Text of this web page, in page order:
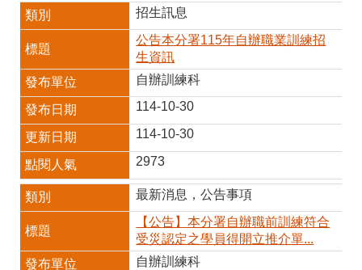
信
箱
常
見
問
答
雙
語
詞
彙
RSS
隱
私
權
及
安
政
政
府
網
站
資
開
招生訊息
公告本分署115年自辦職業訓練招
生資訊
自辦訓練科
114-10-30
114-10-30
2973
最新消息，公告事項
【公告】本分署自辦職前訓練符合
受災認定之學員得開立推介單...
自辦訓練科